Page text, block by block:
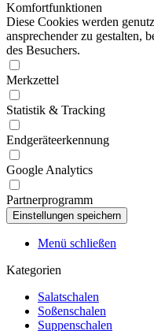
Komfortfunktionen
Diese Cookies werden
ansprechender zu gestalten,
des Besuchers.
Merkzettel
Statistik & Tracking
Endgeräteerkennung
Google Analytics
Partnerprogramm
Menü schließen
Kategorien
Salatschalen
Soßenschalen
Suppenschalen